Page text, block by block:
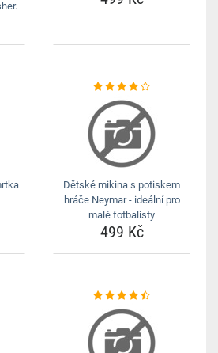
Dětské mikina s potiskem
hráče Neymar - ideální pro
malé fotbalisty
499 Kč